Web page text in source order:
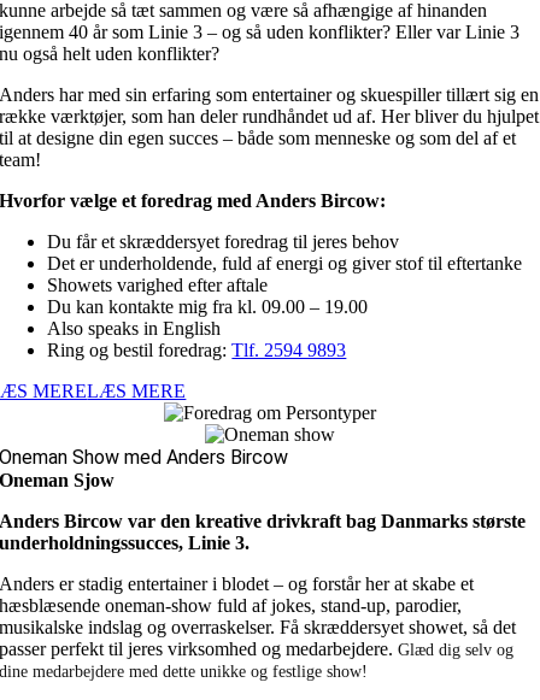
kunne arbejde så tæt sammen og være så afhængige af hinanden
igennem 40 år som Linie 3 – og så uden konflikter? Eller var Linie 3
nu også helt uden konflikter?
Anders har med sin erfaring som entertainer og skuespiller tillært sig en
række værktøjer, som han deler rundhåndet ud af. Her bliver du hjulpet
til at designe din egen succes – både som menneske og som del af et
team!
Hvorfor vælge et foredrag med Anders Bircow:
Du får et skræddersyet foredrag til jeres behov
Det er underholdende, fuld af energi og giver stof til eftertanke
Showets varighed efter aftale
Du kan kontakte mig fra kl. 09.00 – 19.00
Also speaks in English
Ring og bestil foredrag:Tlf. 2594 9893
MERELÆS MERE
Oneman Show med Anders Bircow
Oneman Sjow
Anders Bircow var den kreative drivkraft bag Danmarks største
underholdningssucces, Linie 3.
Anders er stadig entertainer i blodet – og forstår her at skabe et
hæsblæsende oneman-show fuld af jokes, stand-up, parodier,
musikalske indslag og overraskelser. Få skræddersyet showet, så det
passer perfekt til jeres virksomhed og medarbejdere.Glæd dig selv og
dine medarbejdere med dette unikke og festlige show!